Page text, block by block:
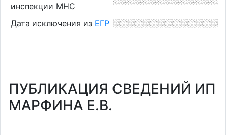
инспекции МНС
Дата исключения из ЕГР
ПУБЛИКАЦИЯ СВЕДЕНИЙ ИП
МАРФИНА Е.В.